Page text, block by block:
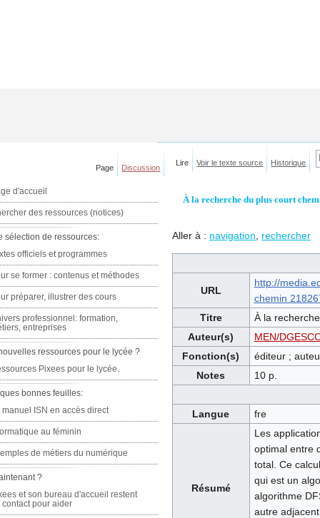
À la recherche du plus court
Aller à : navigation rechercher
URL
http://
chemin
Titre
À la
Auteur(s)
MEN/
Fonction(s)
éditeur ;
Notes
10 p.
Langue fre
Résumé
Les
optimal entre
total. Ce
qui est un
algorithme
autre
Page Discussion
Lire Voir le texte source Historique
d'accueil
des ressources (notices)
sélection de ressources:
officiels et programmes
se former : contenus et méthodes
préparer, illustrer des cours
professionnel: formation,
entreprises
ressources pour le lycée ?
Pixees pour le lycée.
bonnes feuilles:
manuel ISN en accès direct
au féminin
de métiers du numérique
?
et son bureau d'accueil restent
contact pour aider